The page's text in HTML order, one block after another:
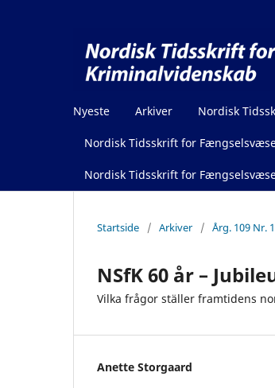
Nyeste Arkiver Nordisk
Nordisk Tidsskrift for
Nordisk Tidsskrift for
Startside / Arkiver / Årg. 109 Nr.
NSfK 60 år –
Vilka frågor ställer framtidens
Anette Storgaard